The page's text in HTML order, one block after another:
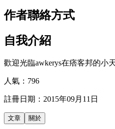
作者聯絡方式
自我介紹
歡迎光臨awkerys在痞客邦的小
人氣： 796
註冊日期： 2015年09月11日
文章 關於